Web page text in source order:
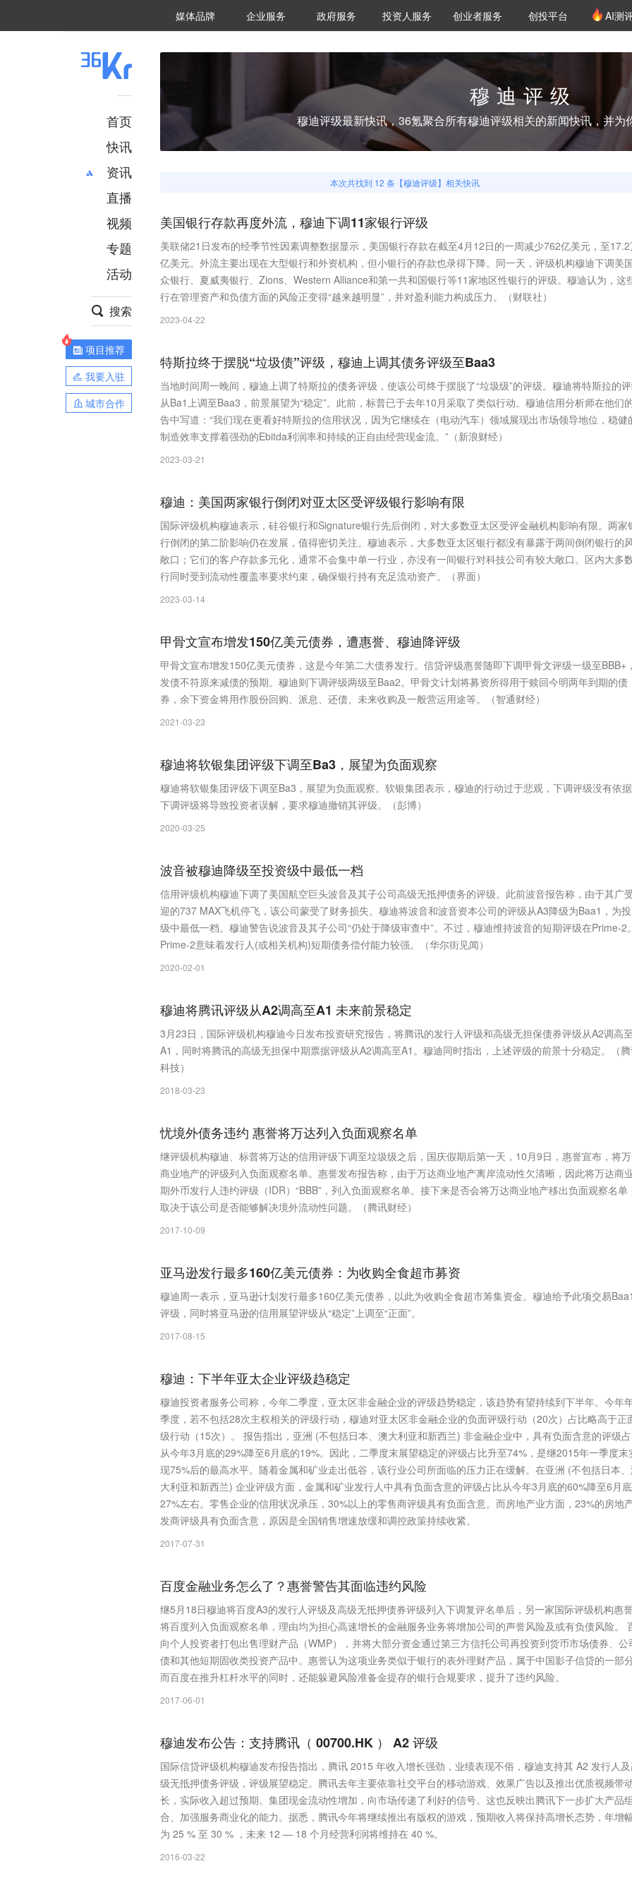
媒体品牌 36Kr研究院
企业服务 城市之窗
政府服务 VClub投资机构库
投资机构职位推介
投资人服务 创投氪堂
创业者服务 创投平台 AI测
首页
快讯
资讯
推荐
财经
项目推荐
安徽
直播
视频
专题
活动
搜索
项目推荐
我要入驻
城市合作
穆迪评级
穆迪评级最新快讯，36氪聚合所有穆迪评级相关的新闻快讯，并为
本次共找到 12 条【穆迪评级】相关快讯
美国银行存款再度外流，穆迪下调11家银行评级
美联储21日发布的经季节性因素调整数据显示，美国银行存款在截至4月12日的一周减少762亿美元，至
亿美元。外流主要出现在大型银行和外资机构，但小银行的存款也录得下降。同一天，评级机构穆迪下调美
众银行、夏威夷银行、Zions、Western Alliance和第一共和国银行等11家地区性银行的评级。穆迪认为，这
行在管理资产和负债方面的风险正变得“越来越明显”，并对盈利能力构成压力。（财联社）
2023-04-22
特斯拉终于摆脱“垃圾债”评级，穆迪上调其债务评级至Baa3
当地时间周一晚间，穆迪上调了特斯拉的债务评级，使该公司终于摆脱了“垃圾级”的评级。穆迪将特斯拉的
从Ba1上调至Baa3，前景展望为“稳定”。此前，标普已于去年10月采取了类似行动。穆迪信用分析师在他们
告中写道：“我们现在更看好特斯拉的信用状况，因为它继续在（电动汽车）领域展现出市场领导地位，稳健
制造效率支撑着强劲的Ebitda利润率和持续的正自由经营现金流。”（新浪财经）
2023-03-21
穆迪：美国两家银行倒闭对亚太区受评级银行影响有限
国际评级机构穆迪表示，硅谷银行和Signature银行先后倒闭，对大多数亚太区受评金融机构影响有限。两家
行倒闭的第二阶影响仍在发展，值得密切关注。穆迪表示，大多数亚太区银行都没有暴露于两间倒闭银行的
敞口；它们的客户存款多元化，通常不会集中单一行业，亦没有一间银行对科技公司有较大敞口。区内大多
行同时受到流动性覆盖率要求约束，确保银行持有充足流动资产。（界面）
2023-03-14
甲骨文宣布增发150亿美元债券，遭惠誉、穆迪降评级
甲骨文宣布增发150亿美元债券，这是今年第二大债券发行。信贷评级惠誉随即下调甲骨文评级一级至BBB+
发债不符原来减债的预期。穆迪则下调评级两级至Baa2。甲骨文计划将募资所得用于赎回今明两年到期的债
券，余下资金将用作股份回购、派息、还债、未来收购及一般营运用途等。（智通财经）
2021-03-23
穆迪将软银集团评级下调至Ba3，展望为负面观察
穆迪将软银集团评级下调至Ba3，展望为负面观察。软银集团表示，穆迪的行动过于悲观，下调评级没有依据
下调评级将导致投资者误解，要求穆迪撤销其评级。（彭博）
2020-03-25
波音被穆迪降级至投资级中最低一档
信用评级机构穆迪下调了美国航空巨头波音及其子公司高级无抵押债务的评级。此前波音报告称，由于其广
迎的737 MAX飞机停飞，该公司蒙受了财务损失。穆迪将波音和波音资本公司的评级从A3降级为Baa1，为
级中最低一档。穆迪警告说波音及其子公司“仍处于降级审查中”。不过，穆迪维持波音的短期评级在Prime-2。
Prime-2意味着发行人(或相关机构)短期债务偿付能力较强。（华尔街见闻）
2020-02-01
穆迪将腾讯评级从A2调高至A1 未来前景稳定
3月23日，国际评级机构穆迪今日发布投资研究报告，将腾讯的发行人评级和高级无担保债券评级从A2调高至
A1，同时将腾讯的高级无担保中期票据评级从A2调高至A1。穆迪同时指出，上述评级的前景十分稳定。（
科技）
2018-03-23
忧境外债务违约 惠誉将万达列入负面观察名单
继评级机构穆迪、标普将万达的信用评级下调至垃圾级之后，国庆假期后第一天，10月9日，惠誉宣布，将
商业地产的评级列入负面观察名单。惠誉发布报告称，由于万达商业地产离岸流动性欠清晰，因此将万达商
期外币发行人违约评级（IDR）“BBB”，列入负面观察名单。接下来是否会将万达商业地产移出负面观察名单
取决于该公司是否能够解决境外流动性问题。（腾讯财经）
2017-10-09
亚马逊发行最多160亿美元债券：为收购全食超市募资
穆迪周一表示，亚马逊计划发行最多160亿美元债券，以此为收购全食超市筹集资金。穆迪给予此项交易
评级，同时将亚马逊的信用展望评级从“稳定”上调至“正面”。
2017-08-15
穆迪：下半年亚太企业评级趋稳定
穆迪投资者服务公司称，今年二季度，亚太区非金融企业的评级趋势稳定，该趋势有望持续到下半年。今年
季度，若不包括28次主权相关的评级行动，穆迪对亚太区非金融企业的负面评级行动（20次）占比略高于正
级行动（15次）。 报告指出，亚洲 (不包括日本、澳大利亚和新西兰) 非金融企业中，具有负面含意的评级
从今年3月底的29%降至6月底的19%。因此，二季度末展望稳定的评级占比升至74%，是继2015年一季度末
现75%后的最高水平。随着金属和矿业走出低谷，该行业公司所面临的压力正在缓解。在亚洲 (不包括日本
大利亚和新西兰) 企业评级方面，金属和矿业发行人中具有负面含意的评级占比从今年3月底的60%降至6月
27%左右。零售企业的信用状况承压，30%以上的零售商评级具有负面含意。而房地产业方面，23%的房地
发商评级具有负面含意，原因是全国销售增速放缓和调控政策持续收紧。
2017-07-31
百度金融业务怎么了？惠誉警告其面临违约风险
继5月18日穆迪将百度A3的发行人评级及高级无抵押债券评级列入下调复评名单后，另一家国际评级机构惠
将百度列入负面观察名单，理由均为担心高速增长的金融服务业务将增加公司的声誉风险及或有负债风险。
向个人投资者打包出售理财产品（WMP），并将大部分资金通过第三方信托公司再投资到货币市场债券、公
债和其他短期固收类投资产品中。惠誉认为这项业务类似于银行的表外理财产品，属于中国影子信贷的一部分
而百度在推升杠杆水平的同时，还能躲避风险准备金提存的银行合规要求，提升了违约风险。
2017-06-01
穆迪发布公告：支持腾讯（ 00700.HK ） A2 评级
国际信贷评级机构穆迪发布报告指出，腾讯 2015 年收入增长强劲，业绩表现不俗，穆迪支持其 A2 发行人
级无抵押债务评级，评级展望稳定。腾讯去年主要依靠社交平台的移动游戏、效果广告以及推出优质视频带
长，实际收入超过预期。集团现金流动性增加，向市场传递了利好的信号。这也反映出腾讯下一步扩大产品组
合、加强服务商业化的能力。据悉，腾讯今年将继续推出有版权的游戏，预期收入将保持高增长态势，年增
为 25 % 至 30 % ，未来 12 — 18 个月经营利润将维持在 40 %。
2016-03-22